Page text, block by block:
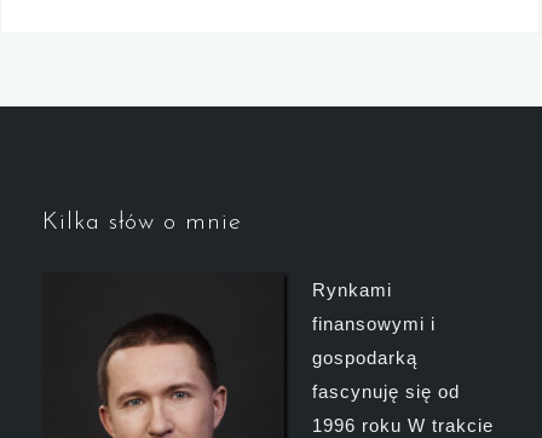
Kilka słów o mnie
Rynkami
finansowymi i
gospodarką
fascynuję się od
1996 roku W trakcie